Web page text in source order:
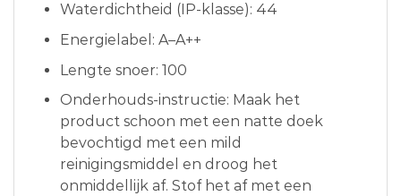
Waterdichtheid (IP-klasse): 44
Energielabel: A–A++
Lengte snoer: 100
Onderhouds-instructie: Maak het
product schoon met een natte doek
bevochtigd met een mild
reinigingsmiddel en droog het
onmiddellijk af. Stof het af met een